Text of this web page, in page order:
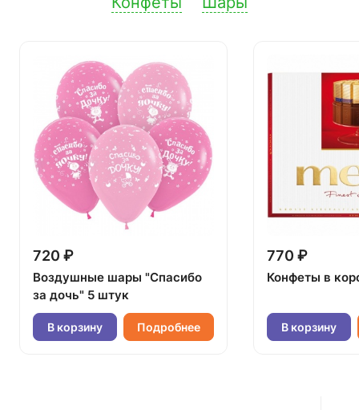
720 ₽
Воздушные шары "Спасибо
за дочь" 5 штук
В корзину Подробнее
770 ₽
Конфеты в
В корзину